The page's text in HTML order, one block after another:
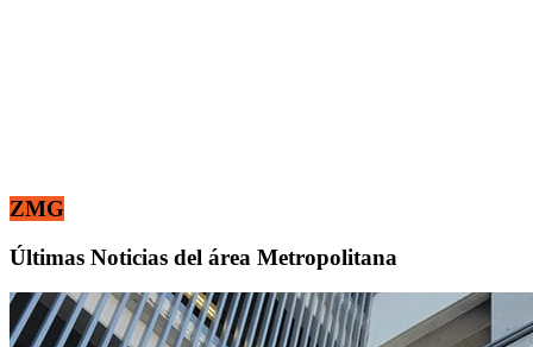
ZMG
Últimas Noticias del área Metropolitana